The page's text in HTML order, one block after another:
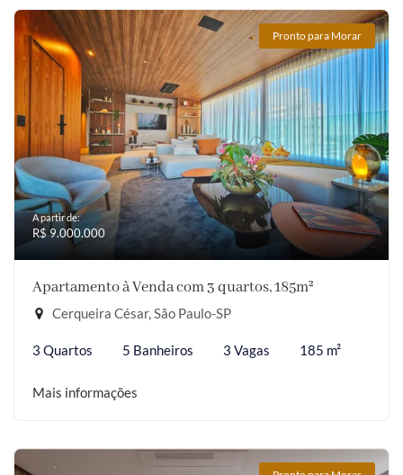
Pronto para Morar
A partir de:
R$ 9.000.000
Apartamento à Venda com 3 quartos, 185m²
Cerqueira César, São Paulo-SP
3 Quartos 5 Banheiros 3 Vagas 185 m²
Mais informações